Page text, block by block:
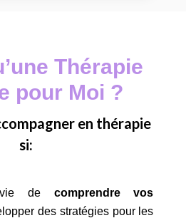
Thérapie
pour Moi ?
en thérapie
si:
de comprendre vos
des stratégies pour les